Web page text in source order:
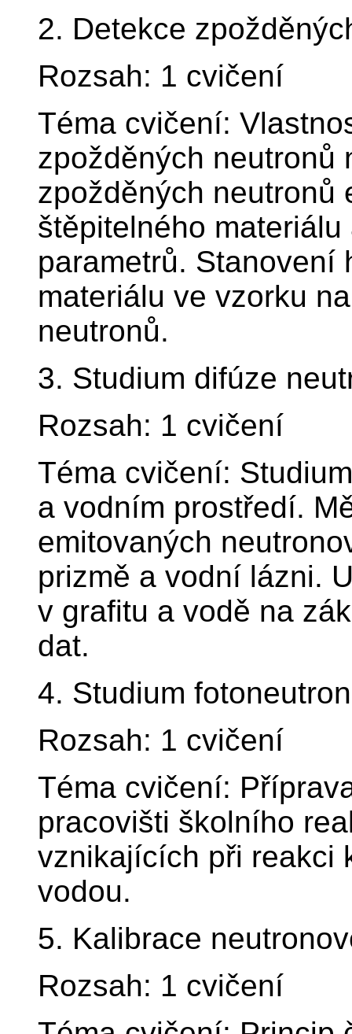
2. Detekce
Rozsah: 1 cvičení
Téma cvičení:
zpožděných neutronů
zpožděných neutronů
štěpitelného
parametrů. Stanovení
materiálu ve vzorku
neutronů.
3. Studium difúze
Rozsah: 1 cvičení
Téma cvičení:
a vodním prostředí.
emitovaných
prizmě a vodní lázni.
v grafitu a vodě na
dat.
4. Studium
Rozsah: 1 cvičení
Téma cvičení:
pracovišti školního
vznikajících při reakci
vodou.
5. Kalibrace
Rozsah: 1 cvičení